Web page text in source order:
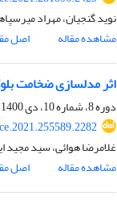
نوید گنجیان، مهراد
مشاهده مقاله
اصل
اثر مدلسازی ضخامت
دوره 8، شماره 10، دی 1400، صفحه
غلامرضا هوائی، سید
مشاهده مقاله
اصل